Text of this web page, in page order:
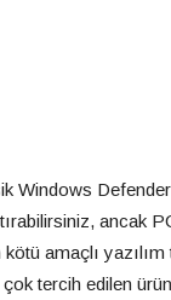
Windows
ancak
amaçlı
tercih edilen